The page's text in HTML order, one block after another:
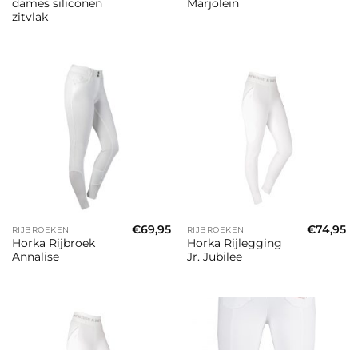
dames siliconen
zitvlak
Marjolein
RIJBROEKEN
Horka Rijbroek
Annalise
€69,95 RIJBROEKEN
Horka Rijlegging
Jr. Jubilee
€74,95